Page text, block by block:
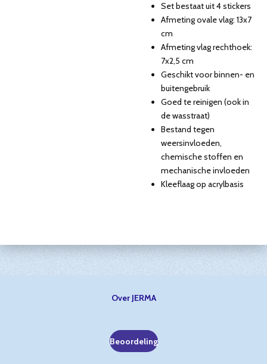
Set bestaat uit 4 stickers
Afmeting ovale vlag: 13x7
cm
Afmeting vlag rechthoek:
7x2,5 cm
Geschikt voor binnen- en
buitengebruik
Goed te reinigen (ook in
de wasstraat)
Bestand tegen
weersinvloeden,
chemische stoffen en
mechanische invloeden
Kleeflaag op acrylbasis
Over JERMA
Beoordeling